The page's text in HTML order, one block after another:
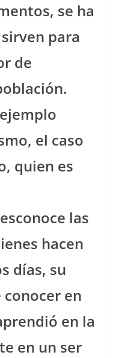
se ha
para
de
el caso
quien es
las
hacen
días, su
en
en la
en un ser